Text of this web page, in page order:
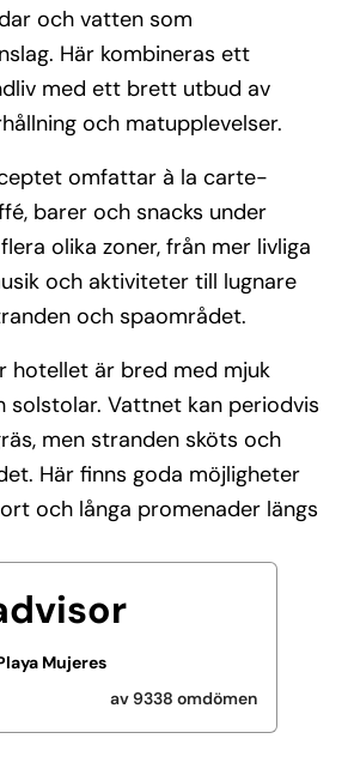
och vatten som
Här kombineras ett
med ett brett utbud av
och matupplevelser.
omfattar à la carte-
barer och snacks under
olika zoner, från mer livliga
och aktiviteter till lugnare
och spaområdet.
hotellet är bred med mjuk
solstolar. Vattnet kan periodvis
men stranden sköts och
Här finns goda möjligheter
och långa promenader längs
Mujeres
av 9338 omdömen